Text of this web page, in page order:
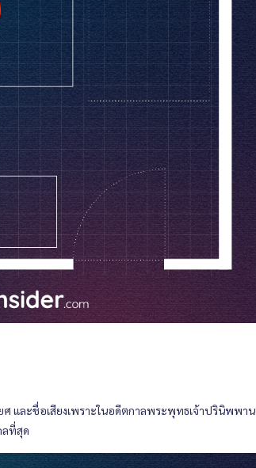
และชื่อเสียงเพราะในอดีตกาลพระพุทธเจ้าปรินิพพาน
ลที่สุด